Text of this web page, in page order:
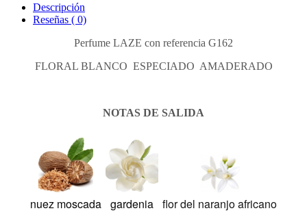
Descripción
Reseñas ( 0)
Perfume LAZE con referencia G162
FLORAL BLANCO ESPECIADO AMADERADO
NOTAS DE SALIDA
nuez moscada gardenia flor del naranjo africano